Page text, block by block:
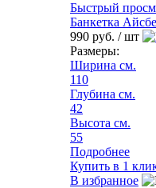
Быстрый
Банкетка
990 руб. / шт
Размеры:
Ширина см.
110
Глубина см.
42
Высота см.
55
Подробнее
Купить в 1
В избранное